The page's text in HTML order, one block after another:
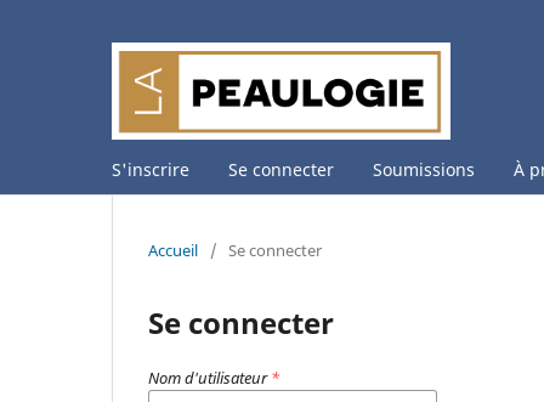
S'inscrire Se connecter Soumissions À
Accueil / Se connecter
Se connecter
Nom d'utilisateur*